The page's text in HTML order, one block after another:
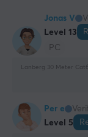
Jonas V
Level 13
PC
Lanberg 30 Meter
Per e
Level 5